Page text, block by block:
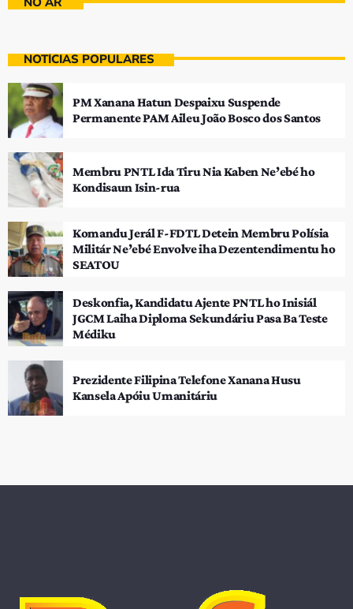
NOTÍCIAS POPULARES
PM Xanana Hatun Despaixu Suspende
Permanente PAM Aileu João Bosco dos Santos
Membru PNTL Ida Tiru Nia Kaben Ne’ebé ho
Kondisaun Isin-rua
Komandu Jerál F-FDTL Detein Membru Polísia
Militár Ne’ebé Envolve iha Dezentendimentu ho
SEATOU
Deskonfia, Kandidatu Ajente PNTL ho Inisiál
JGCM Laiha Diploma Sekundáriu Pasa Ba Teste
Médiku
Prezidente Filipina Telefone Xanana Husu
Kansela Apóiu Umanitáriu